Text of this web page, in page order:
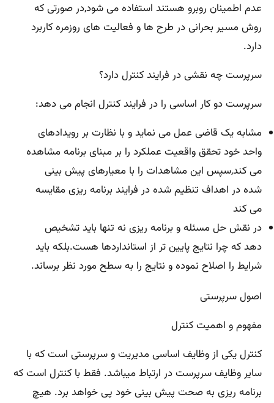
عدم اطمینان روبرو هستند استفاده می شود,در صورتی که
روش مسیر بحرانی در طرح ها و فعالیت های روزمره کاربرد
دارد.
سرپرست چه نقشی در فرایند کنترل دارد؟
سرپرست دو کار اساسی را در فرایند کنترل انجام می دهد:
مشابه یک قاضی عمل می نماید و با نظارت بر رویدادهای
واحد خود تحقق واقعیت عملکرد را بر مبنای برنامه مشاهده
می کند,سپس این مشاهدات را با معیارهای پیش بینی
شده در اهداف تنظیم شده در فرایند برنامه ریزی مقایسه
می کند
در نقش حل مسئله و برنامه ریزی نه تنها باید تشخیص
دهد که چرا نتایج پایین تر از استانداردها هست.بلکه باید
شرایط را اصلاح نموده و نتایج را به سطح مورد نظر برساند.
اصول سرپرستی
مفهوم و اهمیت کنترل
کنترل یکی از وظایف اساسی مدیریت و سرپرستی است که با
سایر وظایف سرپرست در ارتباط میباشد. فقط با کنترل است که
برنامه ریزی به صحت پیش بینی خود پی خواهد برد. هیچ